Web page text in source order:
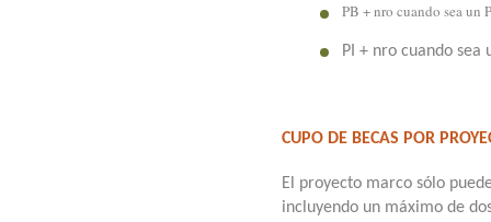
PB + nro cuando sea un
PI + nro cuando sea
CUPO DE BECAS POR
El proyecto marco sólo
incluyendo un máximo de